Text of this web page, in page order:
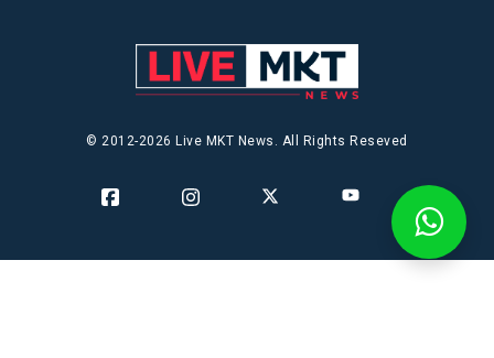
© 2012-2026 Live MKT News. All Rights Reseved